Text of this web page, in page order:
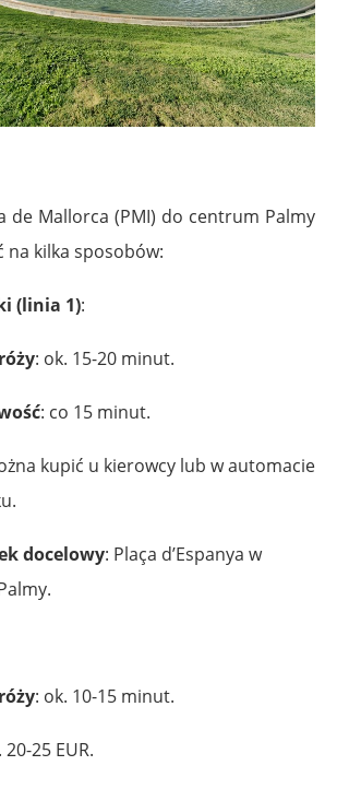
de Mallorca (PMI) do centrum Palmy
na kilka sposobów:
(linia 1):
: ok. 15-20 minut.
: co 15 minut.
kupić u kierowcy lub w automacie
docelowy: Plaça d’Espanya w
: ok. 10-15 minut.
20-25 EUR.